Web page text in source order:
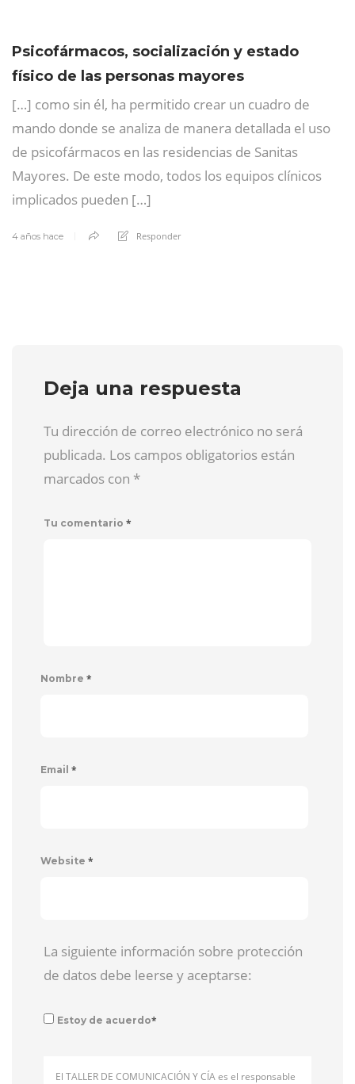
Psicofármacos, socialización y estado
físico de las personas mayores
[…] como sin él, ha permitido crear un cuadro de
mando donde se analiza de manera detallada el uso
de psicofármacos en las residencias de Sanitas
Mayores. De este modo, todos los equipos clínicos
implicados pueden […]
4 años hace Responder
Deja una respuesta
Tu dirección de correo electrónico no será
publicada. Los campos obligatorios están
marcados con *
Tu comentario *
Nombre *
Email *
Website *
La siguiente información sobre protección
de datos debe leerse y aceptarse:
Estoy de acuerdo*
El TALLER DE COMUNICACIÓN Y CÍA es el responsable